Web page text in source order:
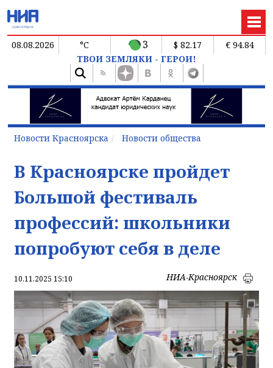
08.08.2026 °C 3 $ 82.17
€ 94.84
ТВОИ ЗЕМЛЯКИ - ГЕРОИ!
Новости Красноярска Новости общества
В Красноярске пройдет
Большой фестиваль
профессий: школьники
попробуют себя в деле
10.11.2025 15:10 НИА-Красноярск